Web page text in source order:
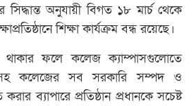
সিদ্ধান্ত অনুযায়ী বিগত ১৮ মার্চ থেকে
শিক্ষা কার্যক্রম বন্ধ রয়েছে।
থাকার ফলে কলেজ ক্যাম্পাসগুলোতে
কলেজের সব সরকারি সম্পদ ও
ব্যাপারে প্রতিষ্ঠান প্রধানকে সচেষ্ট